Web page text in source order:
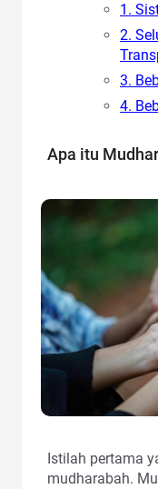
1.
2.
3.
4.
Apa itu
Istilah pertama
mudharabah.